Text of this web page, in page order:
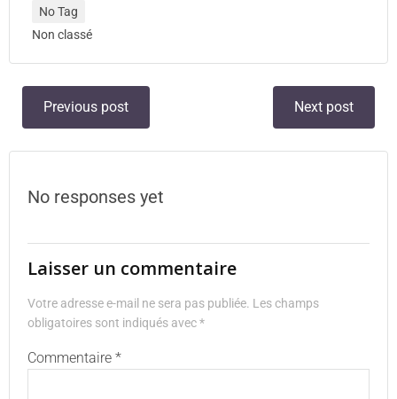
No Tag
Non classé
Previous post Next post
No responses yet
Laisser un commentaire
Votre adresse e-mail ne sera pas publiée. Les champs
obligatoires sont indiqués avec*
Commentaire *